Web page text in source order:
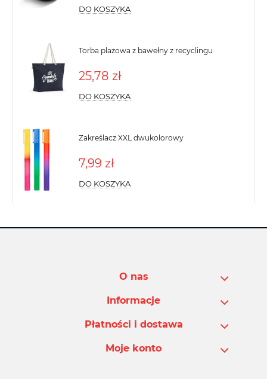
DO KOSZYKA
Torba plażowa z bawełny z recyclingu
25,78 zł
DO KOSZYKA
Zakreślacz XXL dwukolorowy
7,99 zł
DO KOSZYKA
O nas
Informacje
Płatności i dostawa
Moje konto